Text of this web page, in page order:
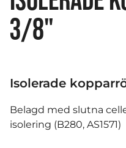
3/8"
Isolerade
Belagd med slutna
isolering (B280, AS1571)